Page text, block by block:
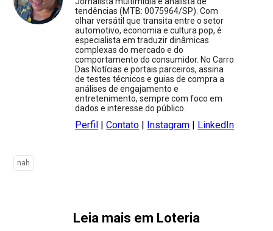
tendências (MTB: 0075964/SP). Com
olhar versátil que transita entre o setor
automotivo, economia e cultura pop, é
especialista em traduzir dinâmicas
complexas do mercado e do
comportamento do consumidor. No Carro
Das Notícias e portais parceiros, assina
de testes técnicos e guias de compra a
análises de engajamento e
entretenimento, sempre com foco em
dados e interesse do público.
Perfil |Contato | Instagram | LinkedIn
nah
Leia mais em Loteria